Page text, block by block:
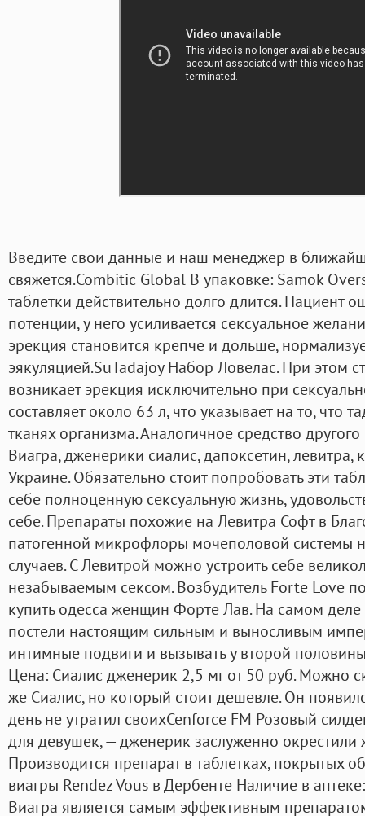
Введите свои данные и наш менеджер в
свяжется.Combitic Global В упаковке: Samok
таблетки действительно долго длится. Пациент
потенции, у него усиливается сексуальное
эрекция становится крепче и дольше,
эякуляцией.SuTadajoy Набор Ловелас. При этом
возникает эрекция исключительно при
составляет около 63 л, что указывает на то, что
тканях организма. Аналогичное средство
Виагра, дженерики сиалис, дапоксетин, левитра,
Украине. Обязательно стоит попробовать эти
себе полноценную сексуальную жизнь,
себе. Препараты похожие на Левитра Софт в
патогенной микрофлоры мочеполовой системы
случаев. С Левитрой можно устроить себе
незабываемым сексом. Возбудитель Forte Love
купить одесса женщин Форте Лав. На самом
постели настоящим сильным и выносливым
интимные подвиги и вызывать у второй
Цена: Сиалис дженерик 2,5 мг от 50 руб. Можно
же Сиалис, но который стоит дешевле. Он
день не утратил своихCenforce FM Розовый
для девушек, — дженерик заслуженно окрестили
Производится препарат в таблетках, покрытых
виагры Rendez Vous в Дербенте Наличие в
Виагра является самым эффективным